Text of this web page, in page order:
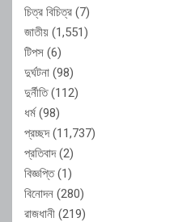
চিত্র বিচিত্র (7)
জাতীয় (1,551)
টিপস (6)
দুর্ঘটনা (98)
দুর্নীতি(112)
ধর্ম(98)
প্রচ্ছদ(11,737)
প্রতিবাদ(2)
বিজ্ঞপ্তি(1)
বিনোদন (280)
রাজধানী (219)